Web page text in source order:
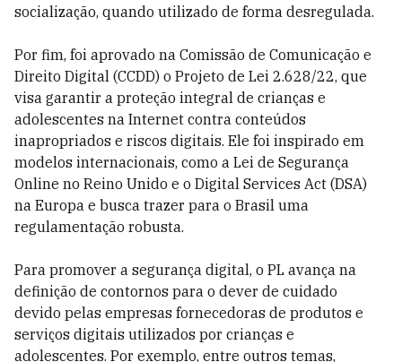
socialização, quando utilizado de forma desregulada.
Por fim, foi aprovado na Comissão de Comunicação e
Direito Digital (CCDD) o Projeto de Lei 2.628/22, que
visa garantir a proteção integral de crianças e
adolescentes na Internet contra conteúdos
inapropriados e riscos digitais. Ele foi inspirado em
modelos internacionais, como a Lei de Segurança
Online no Reino Unido e o Digital Services Act (DSA)
na Europa e busca trazer para o Brasil uma
regulamentação robusta.
Para promover a segurança digital, o PL avança na
definição de contornos para o dever de cuidado
devido pelas empresas fornecedoras de produtos e
serviços digitais utilizados por crianças e
adolescentes. Por exemplo, entre outros temas,